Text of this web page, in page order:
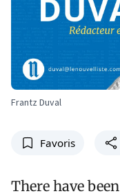
Frantz Duval
Favoris
There have